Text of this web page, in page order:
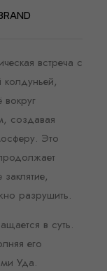
встреча с
создавая
Это
разрушить.
в суть.
его
Уда.